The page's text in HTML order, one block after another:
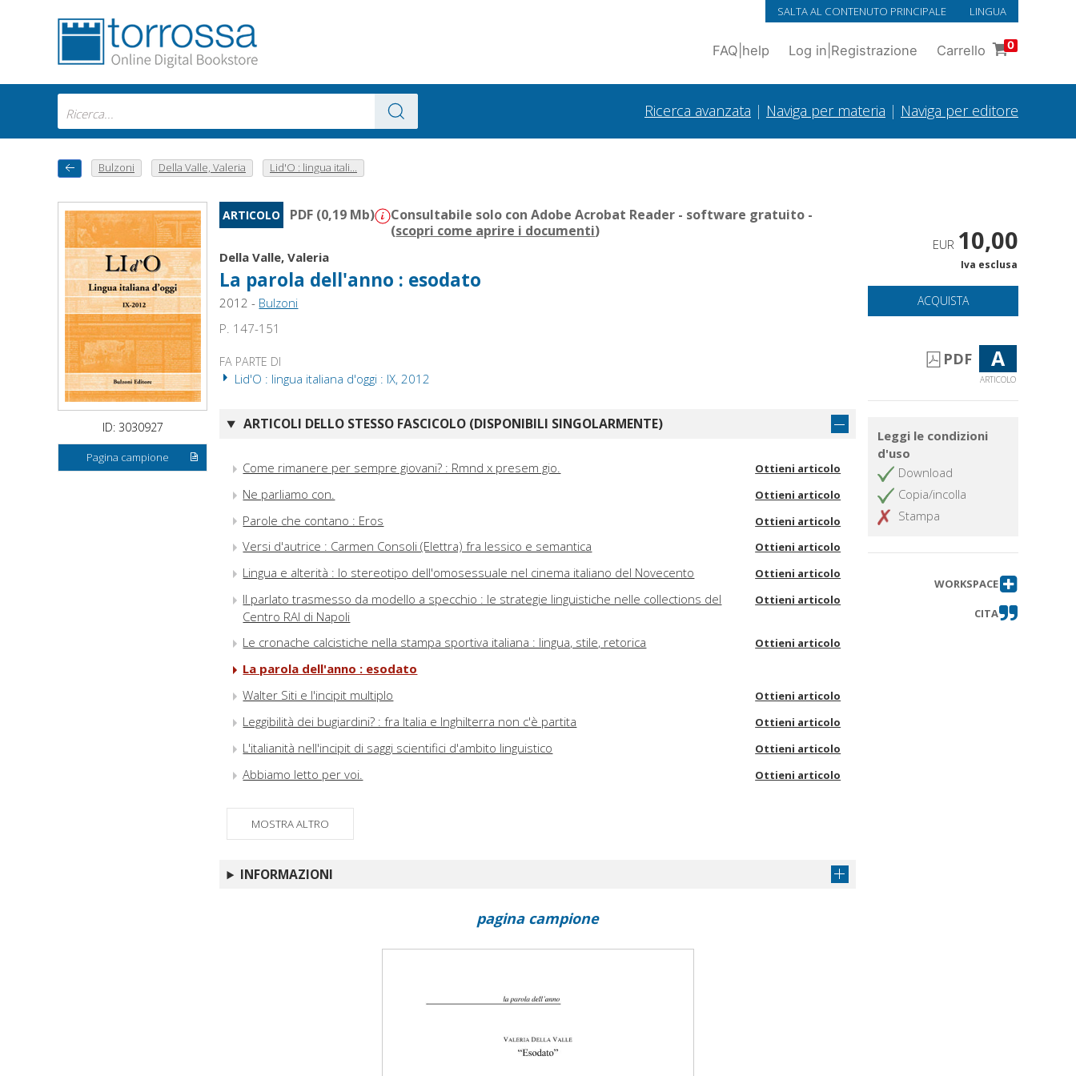
SALTA AL CONTENUTO PRINCIPALE LINGUA
FAQ help Log in Registrazione Carrello 0
Ricerca avanzata | Naviga per materia | Naviga per editore
Bulzoni Della Valle, Valeria Lid'O : lingua itali...
ID: 3030927
Pagina campione
ARTICOLO PDF (0,19 Mb)
Consultabile solo con Adobe Acrobat Reader - software gratuito -
(scopri come aprire i documenti)
Della Valle, Valeria
La parola dell'anno : esodato
2012 - Bulzoni
P. 147-151
FA PARTE DI
Lid'O : lingua italiana d'oggi : IX, 2012
ARTICOLI DELLO STESSO FASCICOLO (DISPONIBILI SINGOLARMENTE)
Come rimanere per sempre giovani? : Rmnd x presem gio. Ottieni articolo
Ne parliamo con. Ottieni articolo
Parole che contano : Eros Ottieni articolo
Versi d'autrice : Carmen Consoli (Elettra) fra lessico e semantica Ottieni articolo
Lingua e alterità : lo stereotipo dell'omosessuale nel cinema italiano del Novecento Ottieni articolo
Il parlato trasmesso da modello a specchio : le strategie linguistiche nelle collections del
Centro RAI di Napoli
Ottieni articolo
Le cronache calcistiche nella stampa sportiva italiana : lingua, stile, retorica Ottieni articolo
La parola dell'anno : esodato
Walter Siti e l'incipit multiplo
Ottieni articolo
Leggibilità dei bugiardini? : fra Italia e Inghilterra non c'è partita Ottieni articolo
L'italianità nell'incipit di saggi scientifici d'ambito linguistico Ottieni articolo
Abbiamo letto per voi. Ottieni articolo
MOSTRA ALTRO
INFORMAZIONI
EUR 10,00
Iva esclusa
ACQUISTA
PDF A
ARTICOLO
Leggi le condizioni
d'uso
Download
Copia/incolla
Stampa
WORKSPACE
CITA
pagina campione